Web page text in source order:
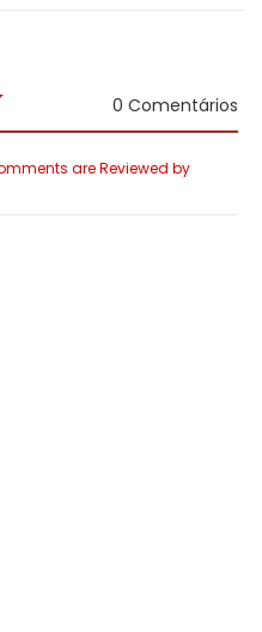
0 Comentários
are Reviewed by